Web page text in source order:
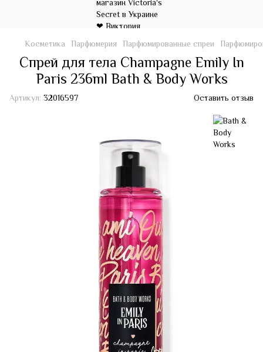
Косметика Парфюмерия Парфюмированные спреи
Спрей для тела Champagne Emily In
Paris 236ml Bath & Body Works
Артикул: 32016597 Оставить отзыв